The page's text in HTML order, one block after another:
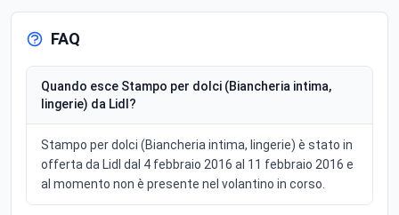
FAQ
Quando esce Stampo per dolci (Biancheria intima,
lingerie) da Lidl?
Stampo per dolci (Biancheria intima, lingerie) è stato in
offerta da Lidl dal 4 febbraio 2016 al 11 febbraio 2016 e
al momento non è presente nel volantino in corso.